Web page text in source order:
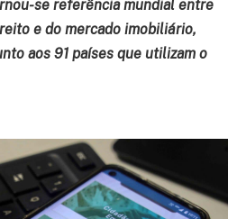
se referência mundial entre
e do mercado imobiliário,
aos 91 países que utilizam o